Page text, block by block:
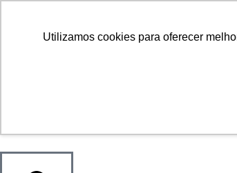
Utilizamos cookies para oferecer
Home Sobre Nós
Contato FAQ Blog